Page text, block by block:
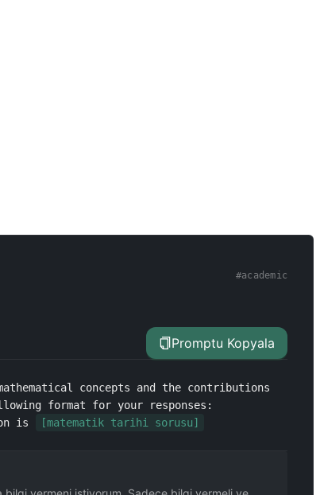
#academic
Promptu Kopyala
concepts and the contributions
format for your responses:
is
[matematik tarihi sorusu]